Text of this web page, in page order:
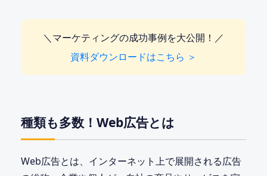
＼マーケティングの成功事例を大公開！／
資料ダウンロードはこちら ＞
種類も多数！Web広告とは
Web広告とは、インターネット上で展開される広告